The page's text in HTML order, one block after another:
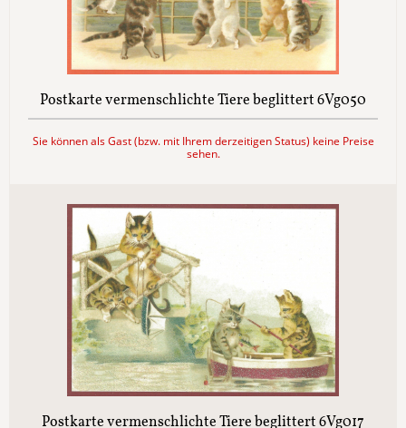
Postkarte vermenschlichte Tiere beglittert 6Vg050
Sie können als Gast (bzw. mit Ihrem derzeitigen Status) keine Preise
sehen.
Postkarte vermenschlichte Tiere beglittert 6Vg017